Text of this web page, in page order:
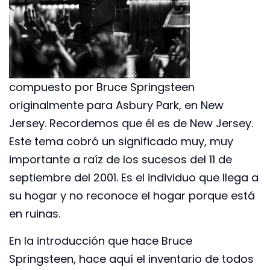
compuesto por Bruce Springsteen
originalmente para Asbury Park, en New
Jersey. Recordemos que él es de New Jersey.
Este tema cobró un significado muy, muy
importante a raíz de los sucesos del 11 de
septiembre del 2001. Es el individuo que llega a
su hogar y no reconoce el hogar porque está
en ruinas.
En la introducción que hace Bruce
Springsteen, hace aquí el inventario de todos